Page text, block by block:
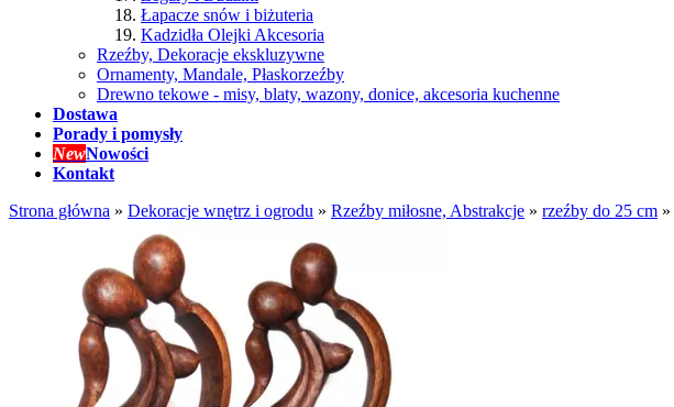
Łapacze snów i biżuteria
Kadzidła Olejki Akcesoria
Rzeźby, Dekoracje ekskluzywne
Ornamenty, Mandale, Płaskorzeźby
Drewno tekowe - misy, blaty, wazony, donice, akcesoria kuchenne
Dostawa
Porady i pomysły
NewNowości
Kontakt
Strona główna » Dekoracje wnętrz i ogrodu » Rzeźby miłosne, Abstrakcje » rzeźby do 25 cm »